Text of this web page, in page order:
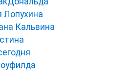
Лопухина
Кальвина